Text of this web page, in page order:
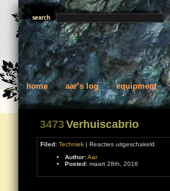
home aar’s log equipment
3473Verhuiscabrio
Filed: Techniek | Reacties uitgeschakeld
Author:Aar
Posted: maart 28th, 2016